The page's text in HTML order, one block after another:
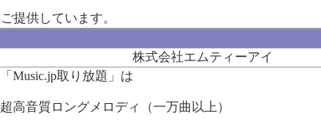
ご提供しています。
株式会社エムティーアイ
「Music.jp取り放題」は
超高音質ロングメロディ（一万曲以上）